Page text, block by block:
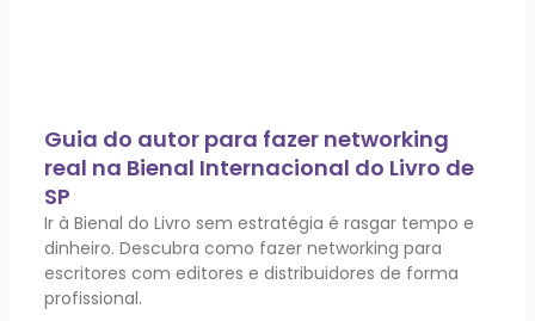
Guia do autor para fazer networking
real na Bienal Internacional do Livro de
SP
Ir à Bienal do Livro sem estratégia é rasgar tempo e
dinheiro. Descubra como fazer networking para
escritores com editores e distribuidores de forma
profissional.